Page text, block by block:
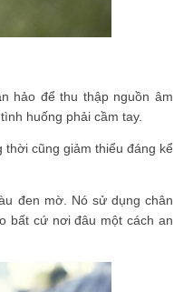
hảo để thu thập nguồn âm
huống phải cầm tay.
cũng giảm thiểu đáng kể
đen mờ. Nó sử dụng chân
bất cứ nơi đâu một cách an